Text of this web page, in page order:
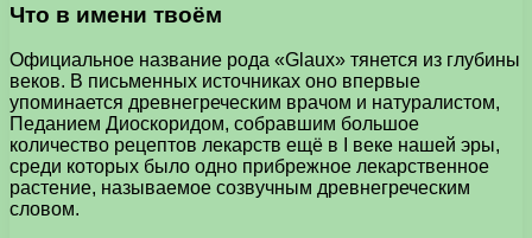
Что в имени твоём
Официальное название рода «Glaux» тянется из глубины
веков. В письменных источниках оно впервые
упоминается древнегреческим врачом и натуралистом,
Педанием Диоскоридом, собравшим большое
количество рецептов лекарств ещё в I веке нашей эры,
среди которых было одно прибрежное лекарственное
растение, называемое созвучным древнегреческим
словом.